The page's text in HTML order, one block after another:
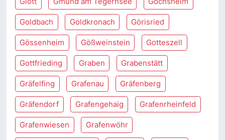
Goldbach Goldkronach Görisried
Gössenheim Gößweinstein Gotteszell
Gottfrieding Graben Grabenstätt
Gräfelfing Grafenau Gräfenberg
Gräfendorf Grafengehaig Grafenrheinfeld
Grafenwiesen Grafenwöhr